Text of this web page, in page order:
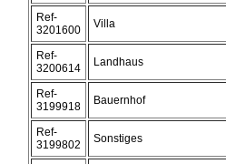
Ref-
3201600
Villa
Ref-
3200614
Landhaus
Ref-
3199918
Bauernhof
Ref-
3199802
Sonstiges